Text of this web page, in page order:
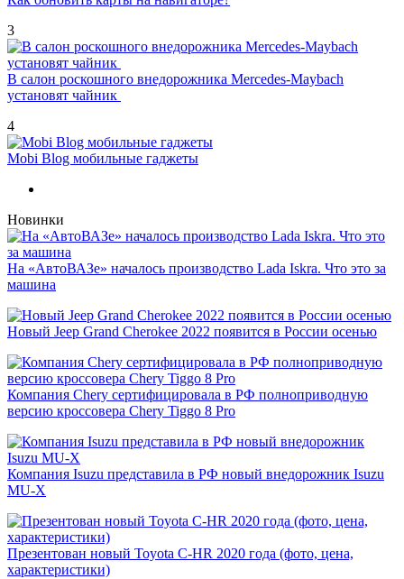
3
В салон роскошного внедорожника Mercedes-Maybach
установят чайник
4
Mobi Blog мобильные гаджеты
Новинки
На «АвтоВАЗе» началось производство Lada Iskra. Что это за
машина
Новый Jeep Grand Cherokee 2022 появится в России осенью
Компания Chery сертифицировала в РФ полноприводную
версию кроссовера Chery Tiggo 8 Pro
Компания Isuzu представила в РФ новый внедорожник Isuzu
MU-X
Презентован новый Toyota C-HR 2020 года (фото, цена,
характеристики)